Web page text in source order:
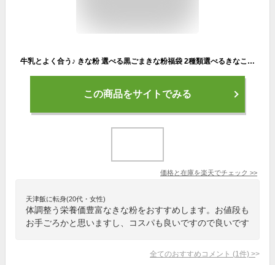
牛乳とよく合う♪ きな粉 選べる黒ごまきな粉福袋 2種類選べるきなこ(保健機能食品) 送料無料 元祖黒ごまきな粉 黒ごまきな粉アーモンド 福袋/大豆/黒ゴマ/おいしい/きなこ/キナコ/黄粉/簡単/栄養豊富/手軽/スイーツ/お菓子 大豆 特集 保存食 非常食
この商品をサイトでみる
価格と在庫を楽天でチェック >>
天津飯に転身(20代・女性)
体調整う栄養価豊富なきな粉をおすすめします。お値段も
お手ごろかと思いますし、コスパも良いですので良いです
全てのおすすめコメント (1 件) >